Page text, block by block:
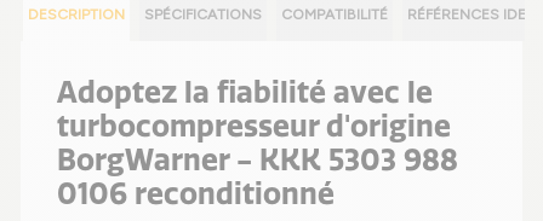
DESCRIPTION SPÉCIFICATIONS COMPATIBILITÉ RÉFÉRENCES
Adoptez la fiabilité avec le
turbocompresseur d'origine
BorgWarner - KKK 5303 988
0106 reconditionné